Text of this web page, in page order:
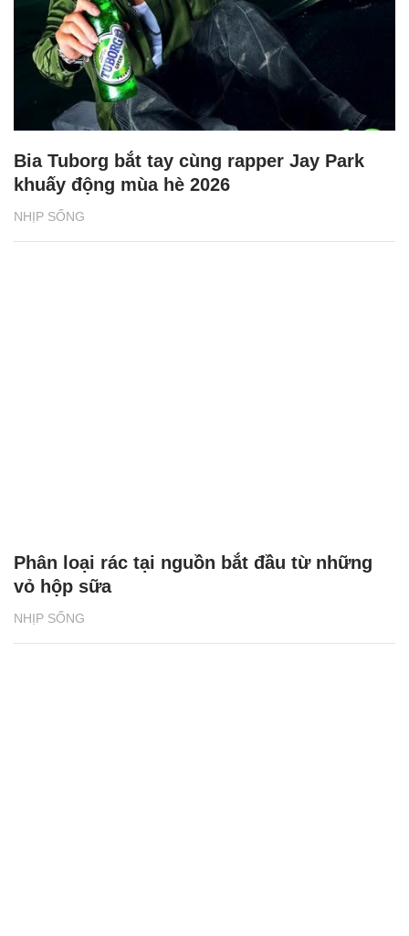
NHỊP SỐNG
Bia Tuborg bắt tay cùng rapper Jay Park
khuấy động mùa hè 2026
NHỊP SỐNG
Phân loại rác tại nguồn bắt đầu từ những
vỏ hộp sữa